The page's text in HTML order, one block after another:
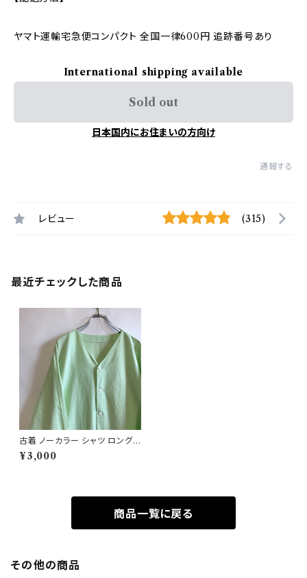
ヤマト運輸宅急便コンパクト 全国一律600円 追跡番号あり
International shipping available
Sold out
日本国内にお住まいの方向け
通報する
レビュー (315)
最近チェックした商品
古着 ノーカラー シャツ ロングシ
ャツ ロング丈 ドレスシャツ ワー
クコート
¥3,000
商品一覧に戻る
その他の商品